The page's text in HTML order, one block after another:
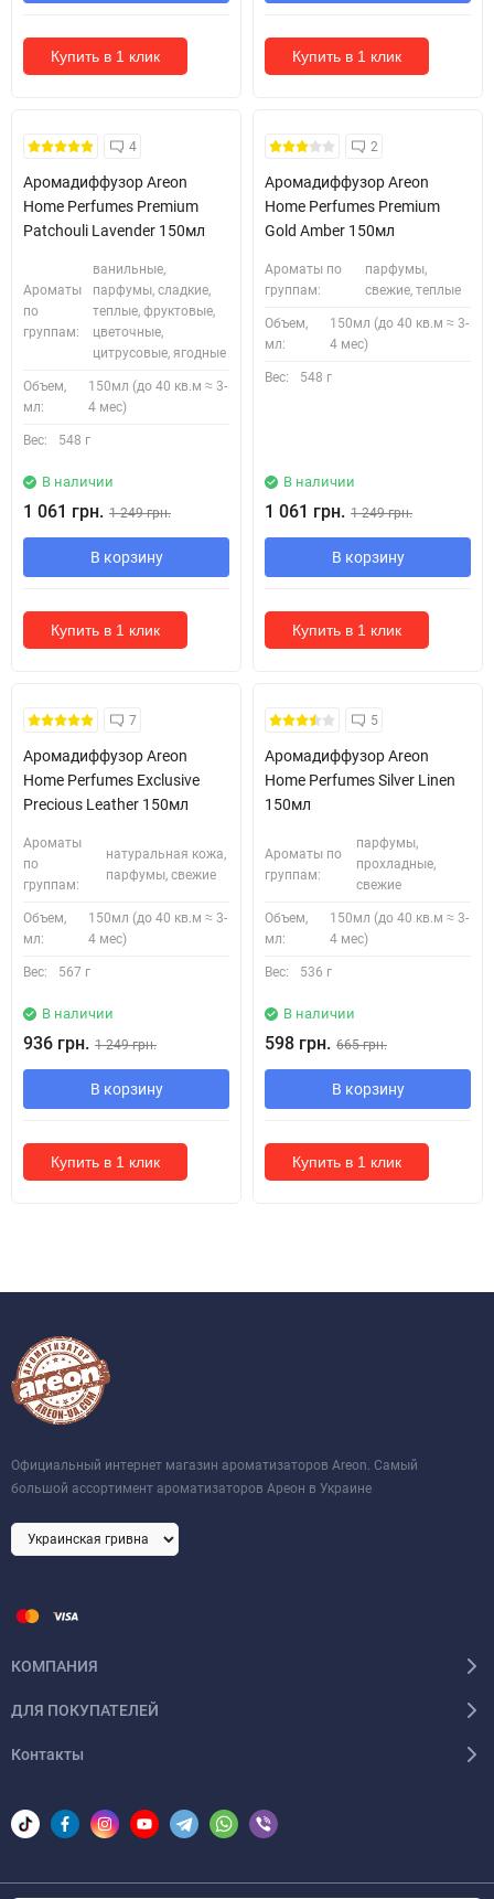
Купить в 1 клик Купить в 1 клик
4
Аромадиффузор Areon
Home Perfumes Premium
Patchouli Lavender 150мл
Ароматы
по
группам:
ванильные,
парфумы, сладкие,
теплые, фруктовые,
цветочные,
цитрусовые, ягодные
Объем,
мл:
150мл (до 40 кв.м ≈ 3-
4 мес)
Вес: 548 г
В наличии
1 061 грн. 1 249 грн.
В корзину
Купить в 1 клик
2
Аромадиффузор Areon
Home Perfumes Premium
Gold Amber 150мл
Ароматы по
группам:
парфумы,
свежие, теплые
Объем,
мл:
150мл (до 40 кв.м ≈ 3-
4 мес)
Вес: 548 г
В наличии
1 061 грн. 1 249 грн.
В корзину
Купить в 1 клик
7
Аромадиффузор Areon
Home Perfumes Exclusive
Precious Leather 150мл
Ароматы
по
группам:
натуральная кожа,
парфумы, свежие
Объем,
мл:
150мл (до 40 кв.м ≈ 3-
4 мес)
Вес: 567 г
В наличии
936 грн. 1 249 грн.
В корзину
Купить в 1 клик
Знову в наявності +
безкоштовна доставка!
5
Аромадиффузор Areon
Home Perfumes Silver Linen
150мл
Ароматы по
группам:
парфумы,
прохладные,
свежие
Объем,
мл:
150мл (до 40 кв.м ≈ 3-
4 мес)
Вес: 536 г
В наличии
598 грн. 665 грн.
В корзину
Купить в 1 клик
Официальный интернет магазин ароматизаторов Areon. Самый
большой ассортимент ароматизаторов Ареон в Украине
КОМПАНИЯ
ДЛЯ ПОКУПАТЕЛЕЙ
Контакты